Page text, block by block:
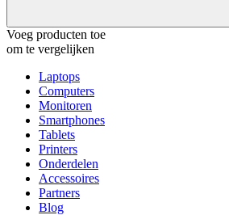
Voeg producten toe
om te vergelijken
Laptops
Computers
Monitoren
Smartphones
Tablets
Printers
Onderdelen
Accessoires
Partners
Blog